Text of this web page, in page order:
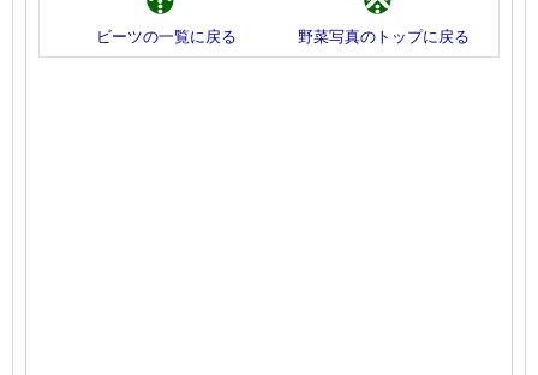
ビーツの一覧に戻る 野菜写真のトップに戻る